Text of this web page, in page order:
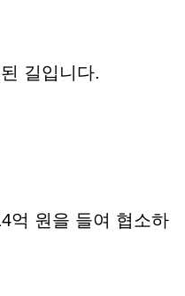
길입니다.
억 원을 들여 협소하